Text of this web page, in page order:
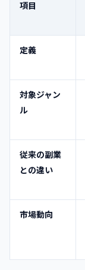
項目
定義
対象ジャン
ル
従来の副業
との違い
市場動向